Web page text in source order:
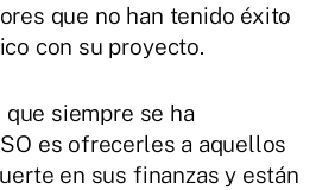
que no han tenido éxito
con su proyecto.
siempre se ha
es ofrecerles a aquellos
en sus finanzas y están